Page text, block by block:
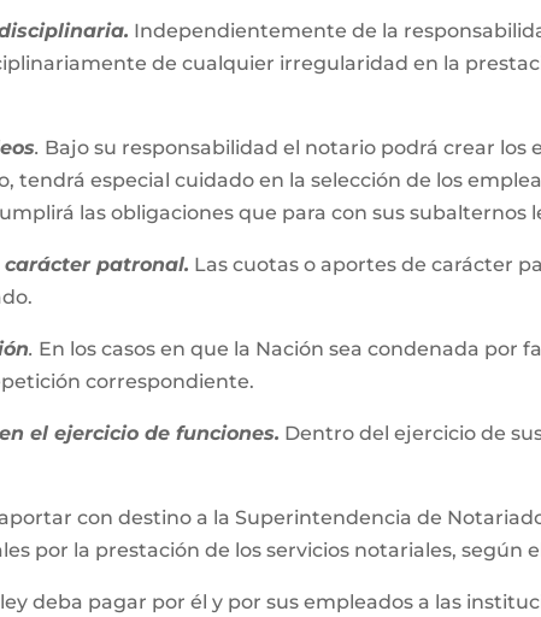
Independientemente de la
de cualquier irregularidad en la
. Bajo su responsabilidad el notario podrá crear los
tendrá especial cuidado en la selección de los
las obligaciones que para con sus subalternos
patronal. Las cuotas o aportes de carácter
. En los casos en que la Nación sea condenada por
correspondiente.
el ejercicio de funciones. Dentro del ejercicio de
con destino a la Superintendencia de
por la prestación de los servicios notariales, según
deba pagar por él y por sus empleados a las